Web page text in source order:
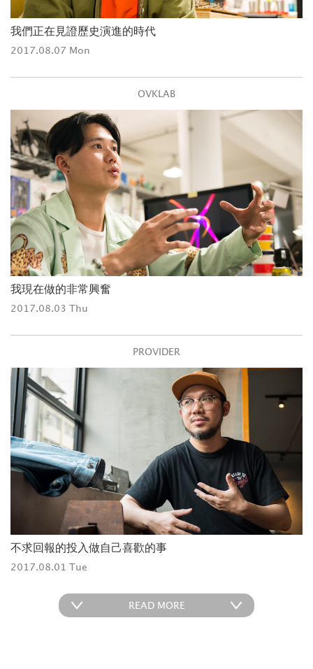
我們正在見證歷史演進的時代
2017.08.07 Mon
OVKLAB
我現在做的非常興奮
2017.08.03 Thu
PROVIDER
不求回報的投入做自己喜歡的事
2017.08.01 Tue
SNEAKERS
READ MORE